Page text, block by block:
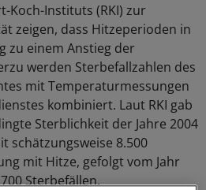
Koch-Instituts (RKI) zur
zeigen, dass Hitzeperioden in
zu einem Anstieg der
werden Sterbefallzahlen des
mit Temperaturmessungen
kombiniert. Laut RKI gab
Sterblichkeit der Jahre 2004
schätzungsweise 8.500
mit Hitze, gefolgt vom Jahr
Sterbefällen.